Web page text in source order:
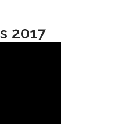
2017